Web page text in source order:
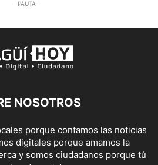
- PAUTA -
NOSOTROS
porque contamos las noticias
digitales porque amamos la
y somos ciudadanos porque tú